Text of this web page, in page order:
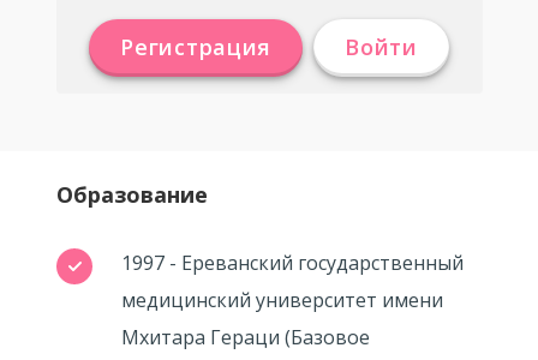
Регистрация Войти
Образование
1997 - Ереванский государственный
медицинский университет имени
Мхитара Гераци (Базовое